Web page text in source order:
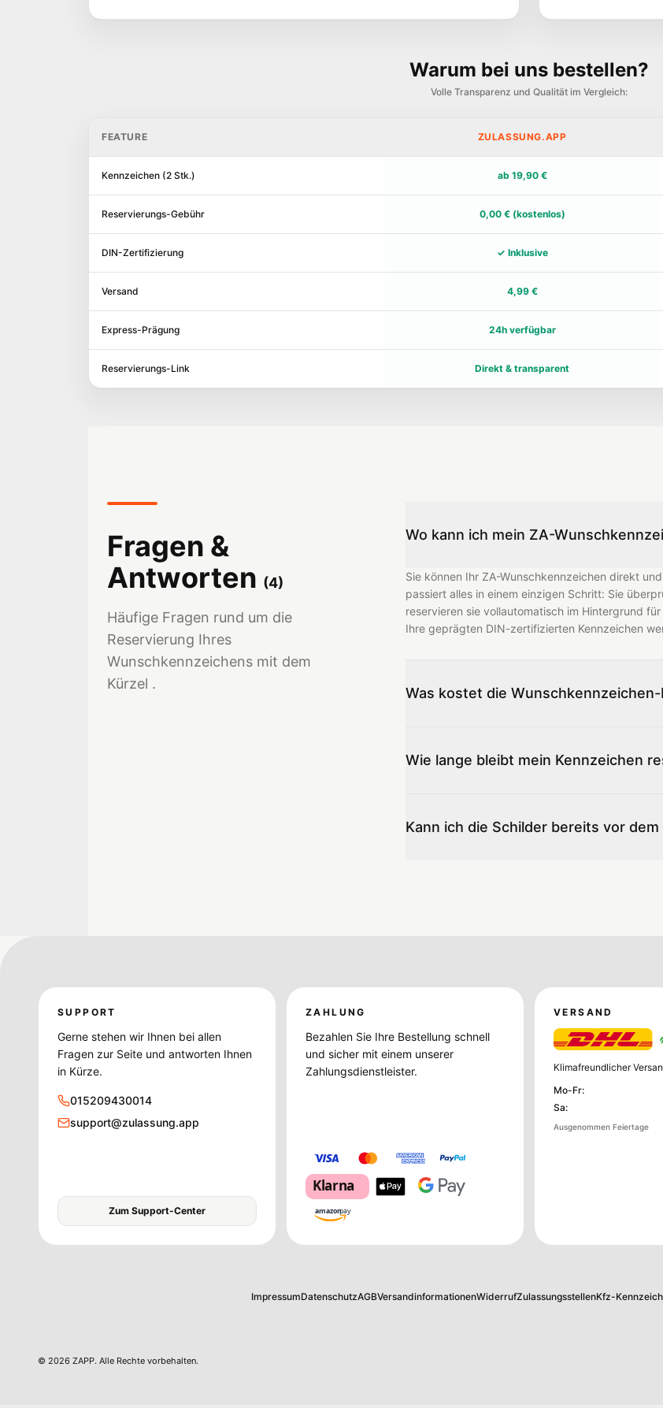
Warum bei uns bestellen?
Volle Transparenz und Qualität im Vergleich:
FEATURE ZULASSUNG.APP
Kennzeichen (2 Stk.) ab 19,90 €
Reservierungs-Gebühr 0,00 € (kostenlos)
DIN-Zertifizierung ✓ Inklusive
Versand 4,99 €
Express-Prägung 24h verfügbar
Reservierungs-Link Direkt & transparent
Fragen &
Antworten (4)
Häufige Fragen rund um die
Reservierung Ihres
Wunschkennzeichens mit dem
Kürzel .
Wo kann ich mein ZA-
Sie können Ihr ZA-Wunschkennzeichen direkt
passiert alles in einem einzigen Schritt: Sie
reservieren sie vollautomatisch im Hintergrund
Ihre geprägten DIN-zertifizierten Kennzeichen
Was kostet die
Wie lange bleibt mein Kennzeichen
Kann ich die Schilder bereits vor
SUPPORT
Gerne stehen wir Ihnen bei allen
Fragen zur Seite und antworten Ihnen
in Kürze.
015209430014
support@zulassung.app
Zum Support-Center
ZAHLUNG
Bezahlen Sie Ihre Bestellung schnell
und sicher mit einem unserer
Zahlungsdienstleister.
Klarna
amazonpay
VERSAND
Klimafreundlicher
Mo-Fr:
Sa:
Ausgenommen Feiertage
ImpressumDatenschutzAGBVersandinformationenWiderrufZulassungsstellenKfz-
© 2026 ZAPP. Alle Rechte vorbehalten.